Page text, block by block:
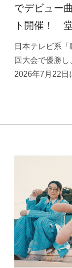
でデビュー
ト開催！
日本テレビ系
回大会で優勝し
2026年7月22